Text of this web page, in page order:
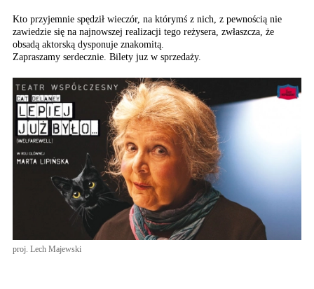
Kto przyjemnie spędził wieczór, na którymś z nich, z pewnością nie
zawiedzie się na najnowszej realizacji tego reżysera, zwłaszcza, że
obsadą aktorską dysponuje znakomitą.
Zapraszamy serdecznie. Bilety juz w sprzedaży.
proj. Lech Majewski